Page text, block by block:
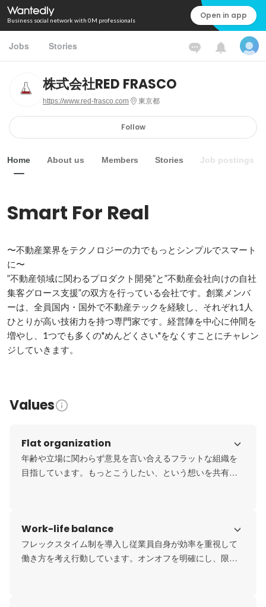
Business social network with 0M professionals Open in app
Jobs Stories
株式会社RED FRASCO
https://www.red-frasco.com 東京都
Follow
Home About us Members Stories Job postings
Smart For Real
〜不動産業界をテクノロジーの力でもっとシンプルでスマート
に〜
”不動産領域に関わるプロダクト開発”と”不動産会社向けの自社
集客グロース支援”の双方を行っている会社です。創業メンバ
ーは、全員国内・国外で不動産テックを経験し、それぞれ1人
ひとりが高い技術力を持つ専門家です。経営陣を中心に仲間を
増やし、1つでも多くの"めんどくさい"をなくすことにチャレン
ジしていきます。
Values
Flat organization
年齢や立場に関わらず意見を言い合えるフラットな組織を
目指しています。もっとこうしたい、という想いを共有・
Work-life balance
フレックスタイム制を導入し従業員自身が効率を重視して
働き方を考え行動しています。オンオフを明確にし、限ら